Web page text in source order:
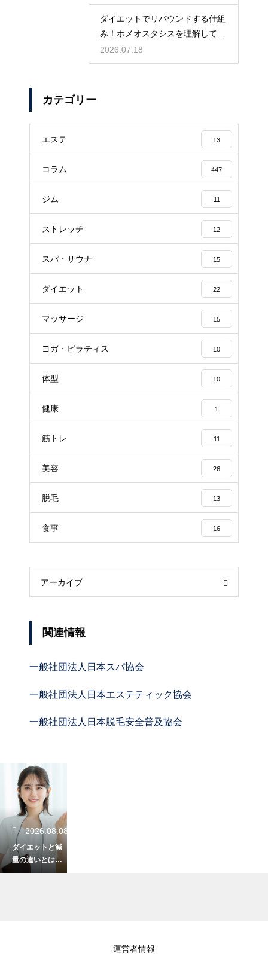
ダイエットでリバウンドする仕組
み！ホメオスタシスを理解して体
型を維持
2026.07.18
カテゴリー
エステ 13
コラム 447
ジム 11
ストレッチ 12
スパ・サウナ 15
ダイエット 22
マッサージ 15
ヨガ・ピラティス 10
体型 10
健康 1
筋トレ 11
美容 26
脱毛 13
食事 16
アーカイブ
関連情報
一般社団法人日本スパ協会
一般社団法人日本エステティック協会
一般社団法人日本脱毛安全普及協会
2026.08.08
ダイエットと減
量の違いとは？
目的別の正しい
運営者情報